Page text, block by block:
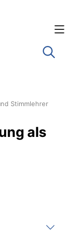
Stimmlehrer
als